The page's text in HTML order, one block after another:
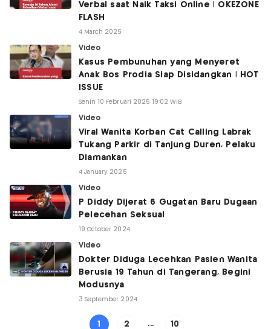
Verbal saat Naik Taksi Online | OKEZONE
FLASH
4 March 2025
Video
Kasus Pembunuhan yang Menyeret
Anak Bos Prodia Siap Disidangkan | HOT
ISSUE
Senin 10 Februari 2025 19:02 WIB
Video
Viral Wanita Korban Cat Calling Labrak
Tukang Parkir di Tanjung Duren, Pelaku
Diamankan
4 January 2025
Video
P Diddy Dijerat 6 Gugatan Baru Dugaan
Pelecehan Seksual
19 October 2024
Video
Dokter Diduga Lecehkan Pasien Wanita
Berusia 19 Tahun di Tangerang, Begini
Modusnya
3 September 2024
1 2 ... 10